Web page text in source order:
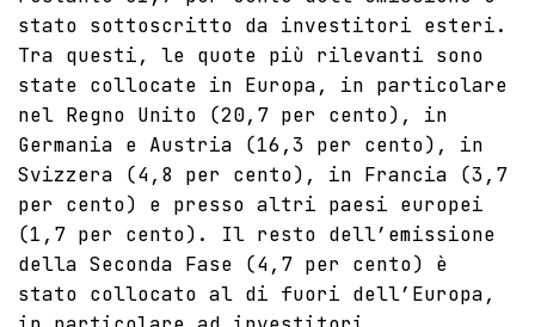
stato sottoscritto da investitori esteri.
Tra questi, le quote più rilevanti sono
state collocate in Europa, in particolare
nel Regno Unito (20,7 per cento), in
Germania e Austria (16,3 per cento), in
Svizzera (4,8 per cento), in Francia (3,7
per cento) e presso altri paesi europei
(1,7 per cento). Il resto dell’emissione
della Seconda Fase (4,7 per cento) è
stato collocato al di fuori dell’Europa,